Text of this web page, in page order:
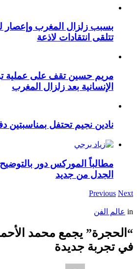
بسبب زلزال المغرب وإعصار
تتلقى انتقادات لاذعة
مريم حسين تقف على عملية
الإنسانية بعد زلزال المغرب
نادين نجيم تحتفل بمناسبتين
مطالباً الموركس دور
الجدل من جديد
Previous Next
in عالم الفن
“الحجرة” يجمع محمد
في تجربة جديدة